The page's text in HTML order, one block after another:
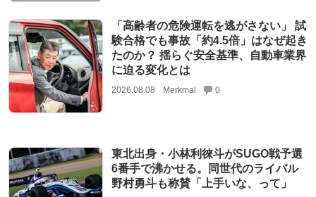
「高齢者の危険運転を逃がさない」 試
験合格でも事故「約4.5倍」はなぜ起き
たのか？ 揺らぐ安全基準、自動車業界
に迫る変化とは
2026.08.08 Merkmal 0
東北出身・小林利徠斗がSUGO戦予選
6番手で沸かせる。同世代のライバル
野村勇斗も称賛「上手いな、って」